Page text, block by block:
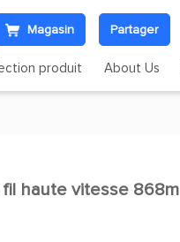
Magasin Partager
produit About Us

fil haute vitesse 868m